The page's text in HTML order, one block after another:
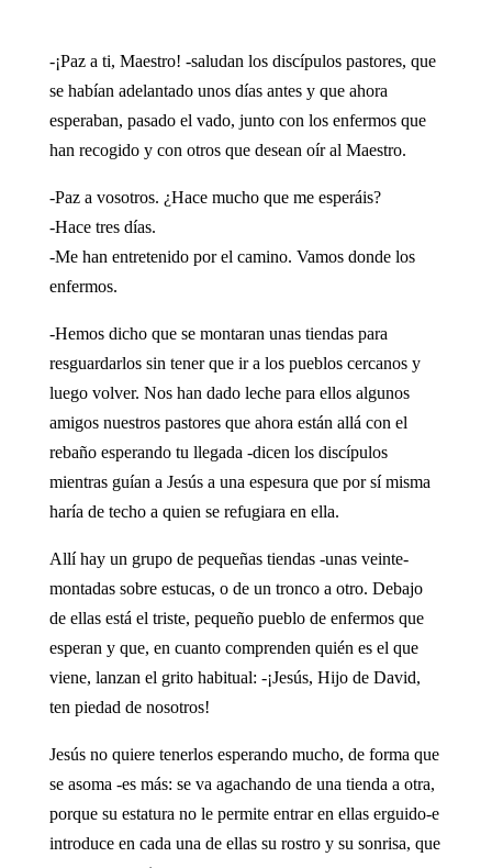
-¡Paz a ti, Maestro! -saludan los discípulos pastores, que
se habían adelantado unos días antes y que ahora
esperaban, pasado el vado, junto con los enfermos que
han recogido y con otros que desean oír al Maestro.
-Paz a vosotros. ¿Hace mucho que me esperáis?
-Hace tres días.
-Me han entretenido por el camino. Vamos donde los
enfermos.
-Hemos dicho que se montaran unas tiendas para
resguardarlos sin tener que ir a los pueblos cercanos y
luego volver. Nos han dado leche para ellos algunos
amigos nuestros pastores que ahora están allá con el
rebaño esperando tu llegada -dicen los discípulos
mientras guían a Jesús a una espesura que por sí misma
haría de techo a quien se refugiara en ella.
Allí hay un grupo de pequeñas tiendas -unas veinte-
montadas sobre estucas, o de un tronco a otro. Debajo
de ellas está el triste, pequeño pueblo de enfermos que
esperan y que, en cuanto comprenden quién es el que
viene, lanzan el grito habitual: -¡Jesús, Hijo de David,
ten piedad de nosotros!
Jesús no quiere tenerlos esperando mucho, de forma que
se asoma -es más: se va agachando de una tienda a otra,
porque su estatura no le permite entrar en ellas erguido-e
introduce en cada una de ellas su rostro y su sonrisa, que